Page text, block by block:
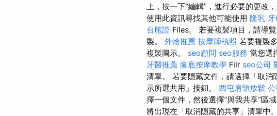
上，按一下“編輯”，進行必要的更改
使用此資訊尋找其他可能使用 隆乳
台胞證 Files。 若要複製項目，請導
製。 外燴推薦 按摩師執照 若要複製
複製圖示。 seo顧問 seo服務 當您選
牙醫推薦 腳底按摩教學 Filr seo公司
清單。 若要隱藏文件，請選擇「取
示所選共用」按鈕。 西屯肩頸放鬆
擇一個文件，然後選擇“與我共享”區
將出現在「取消隱藏的共享」清單中。